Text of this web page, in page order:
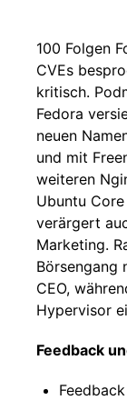
100 Folgen
CVEs
kritisch.
Fedora
neuen
und mit
weiteren
Ubuntu
verärgert
Marketing.
Börsengang
CEO,
Hypervisor
Feedback